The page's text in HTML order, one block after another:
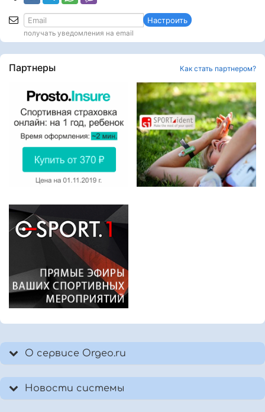
Настроить
получать уведомления на email
Партнеры Как стать партнером?
О сервисе Orgeo.ru
Новости системы